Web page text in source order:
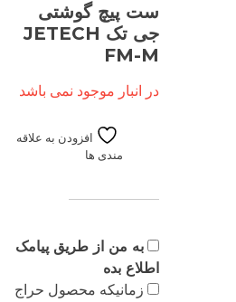
ست پیچ گوشتی
جی تک JETECH
FM-M
در انبار موجود نمی باشد
افزودن به علاقه
مندی ها
به من از طریق پیامک
اطلاع بده
زمانیکه محصول حراج